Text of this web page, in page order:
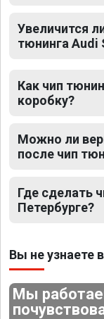
Увеличится
тюнинга Audi
Как чип
коробку?
Можно ли
после чип
Где сделать
Петербурге?
Вы не узнаете
Мы